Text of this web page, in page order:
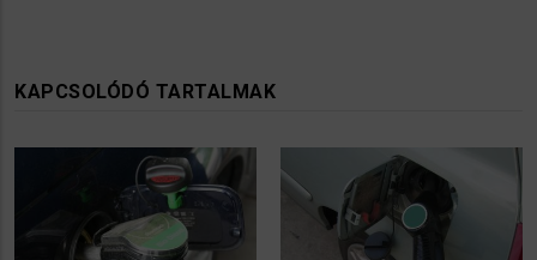
KAPCSOLÓDÓ TARTALMAK